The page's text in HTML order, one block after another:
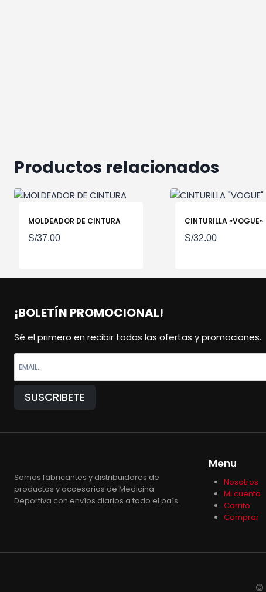
Productos relacionados
MOLDEADOR DE CINTURA
S/37.00
CINTURILLA «VOGUE»
S/32.00
¡BOLETÍN PROMOCIONAL!
Sé el primero en recibir todas las ofertas y promociones.
Somos fabricantes y distribuidores de
productos y accesorios de Medicina
Deportiva con envíos diarios a todo el país.
Menu
Nosotros
Mi cuenta
Carrito
Comprar
©